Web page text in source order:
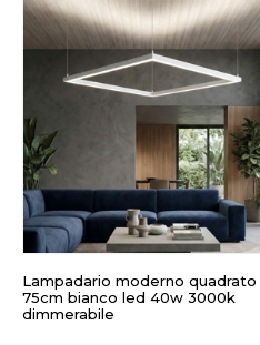
Lampadario moderno quadrato
75cm bianco led 40w 3000k
dimmerabile